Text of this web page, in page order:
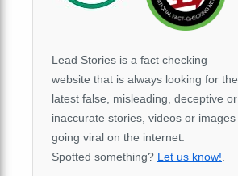
Lead Stories is a fact checking
website that is always looking for the
latest false, misleading, deceptive or
inaccurate stories, videos or images
going viral on the internet.
Spotted something? Let us know!